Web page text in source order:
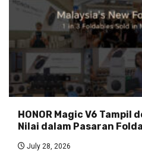
HONOR Magic V6 Tampil
Nilai dalam Pasaran
July 28, 2026